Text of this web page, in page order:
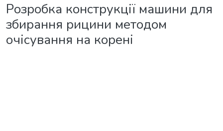
Розробка конструкції машини для
збирання рицини методом
очісування на корені